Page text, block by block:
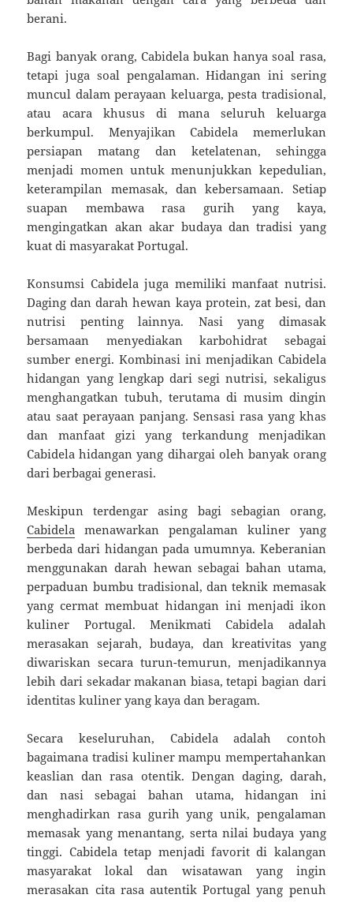
berani.
Bagi banyak orang, Cabidela bukan hanya soal rasa,
tetapi juga soal pengalaman. Hidangan ini sering
muncul dalam perayaan keluarga, pesta tradisional,
atau acara khusus di mana seluruh keluarga
berkumpul. Menyajikan Cabidela memerlukan
persiapan matang dan ketelatenan, sehingga
menjadi momen untuk menunjukkan kepedulian,
keterampilan memasak, dan kebersamaan. Setiap
suapan membawa rasa gurih yang kaya,
mengingatkan akan akar budaya dan tradisi yang
kuat di masyarakat Portugal.
Konsumsi Cabidela juga memiliki manfaat nutrisi.
Daging dan darah hewan kaya protein, zat besi, dan
nutrisi penting lainnya. Nasi yang dimasak
bersamaan menyediakan karbohidrat sebagai
sumber energi. Kombinasi ini menjadikan Cabidela
hidangan yang lengkap dari segi nutrisi, sekaligus
menghangatkan tubuh, terutama di musim dingin
atau saat perayaan panjang. Sensasi rasa yang khas
dan manfaat gizi yang terkandung menjadikan
Cabidela hidangan yang dihargai oleh banyak orang
dari berbagai generasi.
Meskipun terdengar asing bagi sebagian orang,
Cabidela menawarkan pengalaman kuliner yang
berbeda dari hidangan pada umumnya. Keberanian
menggunakan darah hewan sebagai bahan utama,
perpaduan bumbu tradisional, dan teknik memasak
yang cermat membuat hidangan ini menjadi ikon
kuliner Portugal. Menikmati Cabidela adalah
merasakan sejarah, budaya, dan kreativitas yang
diwariskan secara turun-temurun, menjadikannya
lebih dari sekadar makanan biasa, tetapi bagian dari
identitas kuliner yang kaya dan beragam.
Secara keseluruhan, Cabidela adalah contoh
bagaimana tradisi kuliner mampu mempertahankan
keaslian dan rasa otentik. Dengan daging, darah,
dan nasi sebagai bahan utama, hidangan ini
menghadirkan rasa gurih yang unik, pengalaman
memasak yang menantang, serta nilai budaya yang
tinggi. Cabidela tetap menjadi favorit di kalangan
masyarakat lokal dan wisatawan yang ingin
merasakan cita rasa autentik Portugal yang penuh